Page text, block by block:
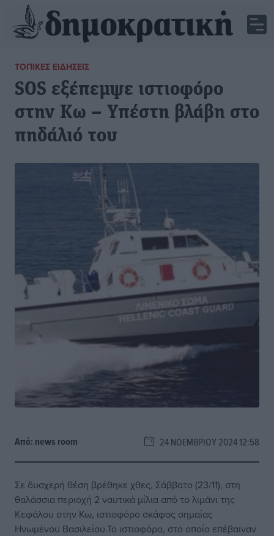
ΤΟΠΙΚΈΣ ΕΙΔΉΣΕΙΣ
SOS εξέπεμψε ιστιοφόρο
στην Κω – Υπέστη βλάβη στο
πηδάλιό του
Από: news room 24 ΝΟΕΜΒΡΊΟΥ 2024 12:58
Σε δυσχερή θέση βρέθηκε χθες, Σάββατο (23/11), στη
θαλάσσια περιοχή 2 ναυτικά μίλια από το λιμάνι της
Κεφάλου στην Κω, ιστιοφόρο σκάφος σημαίας
Ηνωμένου Βασιλείου.Το ιστιοφόρο, στο οποίο επέβαιναν